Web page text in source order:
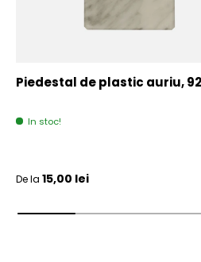
Piedestal de plastic auriu,
In stoc!
Pret initial
De la 15,00 lei